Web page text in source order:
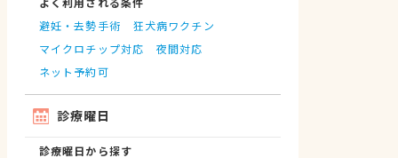
避妊・去勢手術
狂犬病ワクチン
マイクロチップ対応
夜間対応
ネット予約可
診療曜日
診療曜日から探す